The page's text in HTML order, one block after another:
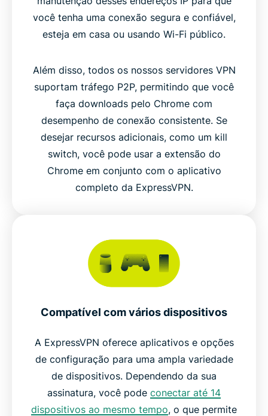
você tenha uma conexão segura e confiável,
esteja em casa ou usando Wi-Fi público.
Além disso, todos os nossos servidores VPN
suportam tráfego P2P, permitindo que você
faça downloads pelo Chrome com
desempenho de conexão consistente. Se
desejar recursos adicionais, como um kill
switch, você pode usar a extensão do
Chrome em conjunto com o aplicativo
completo da ExpressVPN.
Compatível com vários dispositivos
A ExpressVPN oferece aplicativos e opções
de configuração para uma ampla variedade
de dispositivos. Dependendo da sua
assinatura, você pode conectar até 14
dispositivos ao mesmo tempo, o que permite